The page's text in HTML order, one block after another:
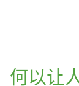
何以让